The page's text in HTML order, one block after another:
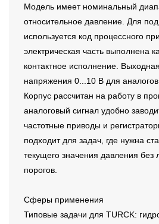
Модель имеет номинальный
относительное давление. Для
используется код процессного
электрическая часть выполнена
контактное исполнение.
напряжения 0...10 В для
Корпус рассчитан на работу в
аналоговый сигнал удобно
частотные приводы и
подходит для задач, где нужна
текущего значения давления без
порогов.
Сферы применения
Типовые задачи для TURCK: